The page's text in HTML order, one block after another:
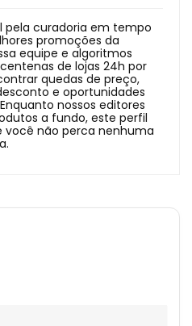
pela curadoria em tempo
promoções da
equipe e algoritmos
de lojas 24h por
quedas de preço,
e oportunidades
nossos editores
a fundo, este perfil
você não perca nenhuma